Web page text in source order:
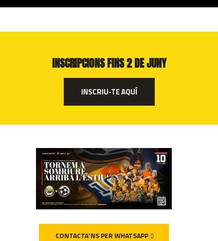
INSCRIPCIONS FINS 2 DE JUNY
INSCRIU-TE AQUÍ
CONTACTA'NS PER WHATSAPP